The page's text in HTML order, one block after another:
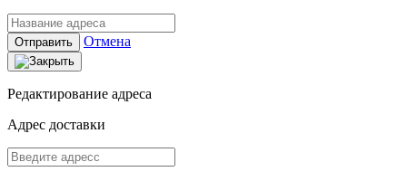
Отправить Отмена
Редактирование адреса
Адрес доставки